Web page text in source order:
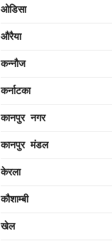
ओडिसा
औरैया
कन्नौज
कर्नाटका
कानपुर नगर
कानपुर मंडल
केरला
कौशाम्बी
खेल